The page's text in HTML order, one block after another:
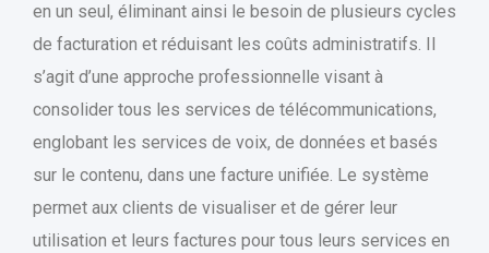
en un seul, éliminant ainsi le besoin de plusieurs cycles
de facturation et réduisant les coûts administratifs. Il
s’agit d’une approche professionnelle visant à
consolider tous les services de télécommunications,
englobant les services de voix, de données et basés
sur le contenu, dans une facture unifiée. Le système
permet aux clients de visualiser et de gérer leur
utilisation et leurs factures pour tous leurs services en